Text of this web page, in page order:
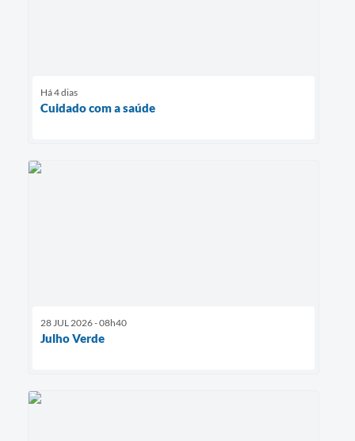
Há 4 dias
Cuidado com a saúde
28 JUL 2026 - 08h40
Julho Verde